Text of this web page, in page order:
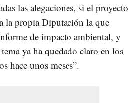
las alegaciones, si el proyecto
la propia Diputación la que
de impacto ambiental, y
tema ya ha quedado claro en los
hace unos meses”.